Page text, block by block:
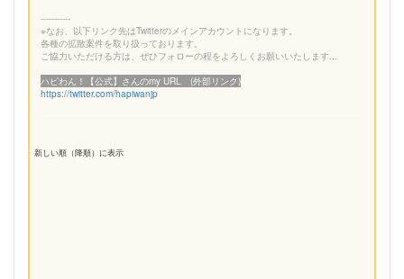
-----------
※なお、以下リンク先はTwitterのメインアカウントになります。
各種の拡散案件を取り扱っております。
ご協力いただける方は、ぜひフォローの程をよろしくお願いいたします...
ハピわん！【公式】さんのmy URL (外部リンク)
https://twitter.com/hapiwanjp
新しい順（降順）に表示